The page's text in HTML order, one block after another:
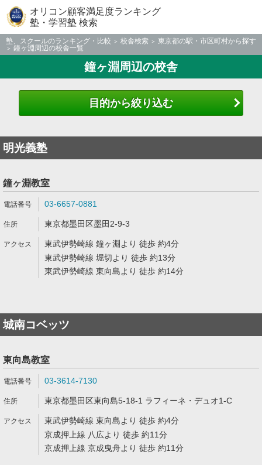
オリコン顧客満足度ランキング
塾・学習塾 検索
塾、スクールのランキング・比較 校舎検索
東京都の駅・市区町村から探す
鐘ヶ淵周辺の校舎一覧
鐘ヶ淵周辺の校舎
目的から絞り込む
明光義塾
鐘ヶ淵教室
03-6657-0881
東京都墨田区墨田2-9-3
東武伊勢崎線 鐘ヶ淵より 徒歩 約4分
東武伊勢崎線 堀切より 徒歩 約13分
東武伊勢崎線 東向島より 徒歩 約14分
城南コベッツ
東向島教室
03-3614-7130
東京都墨田区東向島5-18-1 ラフィーネ・デュオ1-C
東武伊勢崎線 東向島より 徒歩 約4分
京成押上線 八広より 徒歩 約11分
京成押上線 京成曳舟より 徒歩 約11分